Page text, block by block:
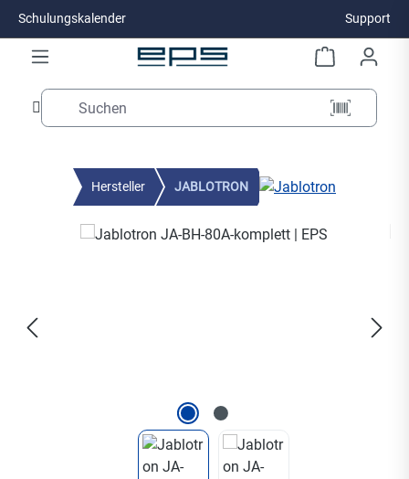
Zum Hauptinhalt springen
Schulungskalender Support
Hersteller JABLOTRON
Bildergalerie überspringen